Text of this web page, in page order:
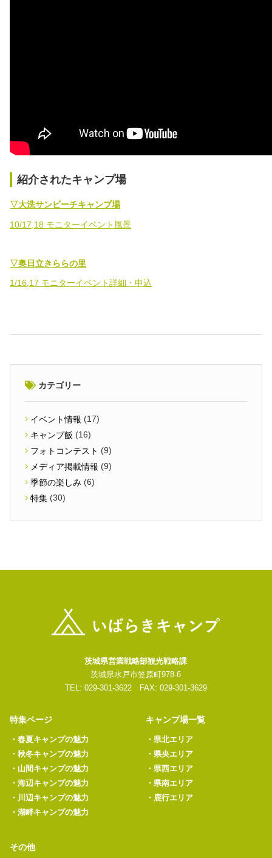
紹介されたキャンプ場
▽大洗サンビーチキャンプ場
10/17,18 モニターイベント風景
▽奥日立きららの里
1/16,17 モニターイベント詳細・申込
カテゴリー
イベント情報 (17)
キャンプ飯 (16)
フォトコンテスト (9)
メディア掲載情報 (9)
季節の楽しみ (6)
特集 (30)
茨城県営業戦略部観光戦略課
茨城県水戸市笠原町978-6
TEL: 029-301-3622 FAX: 029-301-3629
特集ページ
・ 春夏キャンプの魅力
・ 秋冬キャンプの魅力
・ 山間キャンプの魅力
・ 海辺キャンプの魅力
・ 川辺キャンプの魅力
・ 湖畔キャンプの魅力
キャンプ場一覧
・ 県北エリア
・ 県央エリア
・ 県西エリア
・ 県南エリア
・ 鹿行エリア
その他